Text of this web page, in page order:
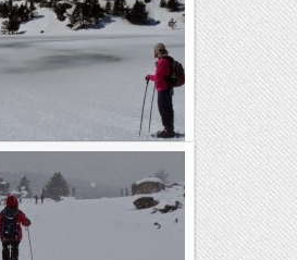
Monterde, Joan Ramoneda
que l’última vegada no
de neu ens ho va impedir.